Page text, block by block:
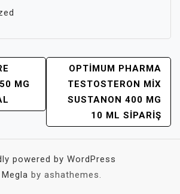
MG
OPTIMUM PHARMA
TESTOSTERON MIX
SUSTANON 400 MG
10 ML SIPARIŞ
powered by WordPress
Megla by ashathemes.